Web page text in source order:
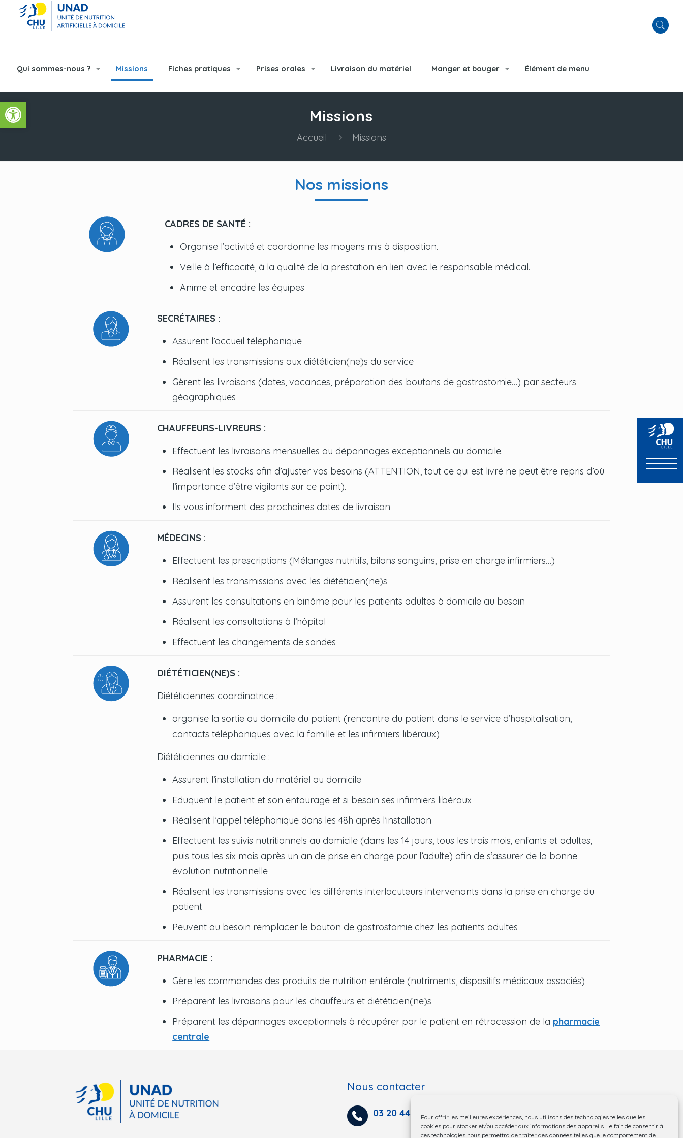
Ouvrir la barre d’outils
Pour offrir les meilleures expériences, nous utilisons des technologies telles que les
cookies pour stocker et/ou accéder aux informations des appareils. Le fait de consentir à
ces technologies nous permettra de traiter des données telles que le comportement de
Qui sommes-nous ? Missions Fiches pratiques Prises orales Livraison du matériel Manger et bouger Élément de menu
Missions
Accueil Missions
Nos missions
CADRES DE SANTÉ :
Organise l’activité et coordonne les moyens mis à disposition.
Veille à l’efficacité, à la qualité de la prestation en lien avec le responsable médical.
Anime et encadre les équipes
SECRÉTAIRES :
Assurent l’accueil téléphonique
Réalisent les transmissions aux diététicien(ne)s du service
Gèrent les livraisons (dates, vacances, préparation des boutons de gastrostomie…) par secteurs
géographiques
CHAUFFEURS-LIVREURS :
Effectuent les livraisons mensuelles ou dépannages exceptionnels au domicile.
Réalisent les stocks afin d’ajuster vos besoins (ATTENTION, tout ce qui est livré ne peut être repris d’où
l’importance d’être vigilants sur ce point).
Ils vous informent des prochaines dates de livraison
MÉDECINS :
Effectuent les prescriptions (Mélanges nutritifs, bilans sanguins, prise en charge infirmiers…)
Réalisent les transmissions avec les diététicien(ne)s
Assurent les consultations en binôme pour les patients adultes à domicile au besoin
Réalisent les consultations à l’hôpital
Effectuent les changements de sondes
DIÉTÉTICIEN(NE)S :
Diététiciennes coordinatrice :
organise la sortie au domicile du patient (rencontre du patient dans le service d’hospitalisation,
contacts téléphoniques avec la famille et les infirmiers libéraux)
Diététiciennes au domicile :
Assurent l’installation du matériel au domicile
Eduquent le patient et son entourage et si besoin ses infirmiers libéraux
Réalisent l’appel téléphonique dans les 48h après l’installation
Effectuent les suivis nutritionnels au domicile (dans les 14 jours, tous les trois mois, enfants et adultes,
puis tous les six mois après un an de prise en charge pour l’adulte) afin de s’assurer de la bonne
évolution nutritionnelle
Réalisent les transmissions avec les différents interlocuteurs intervenants dans la prise en charge du
patient
Peuvent au besoin remplacer le bouton de gastrostomie chez les patients adultes
PHARMACIE :
Gère les commandes des produits de nutrition entérale (nutriments, dispositifs médicaux associés)
Préparent les livraisons pour les chauffeurs et diététicien(ne)s
Préparent les dépannages exceptionnels à récupérer par le patient en rétrocession de la pharmacie
centrale
Nous contacter
03 20 44 56 15